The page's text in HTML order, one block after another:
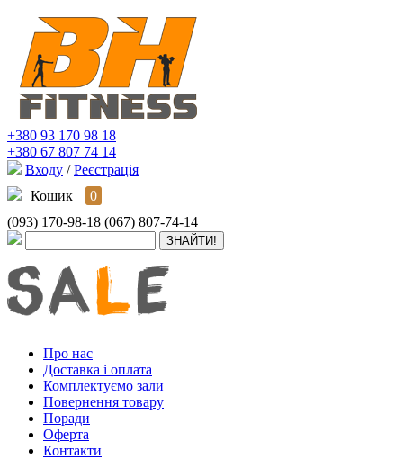
+380 93 170 98 18
+380 67 807 74 14
Входу / Реєстрація
Кошик
0
(093) 170-98-18 (067) 807-74-14
Про нас
Доставка і оплата
Комплектуємо зали
Повернення товару
Поради
Оферта
Контакти